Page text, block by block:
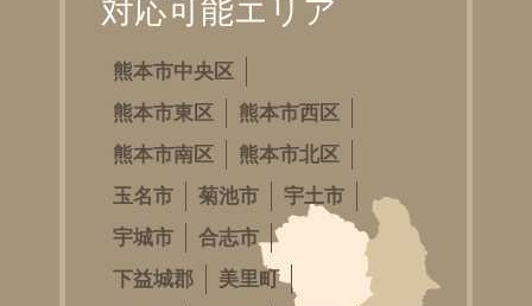
対応可能エリア
熊本市中央区
熊本市東区
熊本市西区
熊本市南区
熊本市北区
玉名市
菊池市
宇土市
宇城市
合志市
下益城郡
美里町